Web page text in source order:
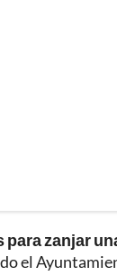
zanjar
el